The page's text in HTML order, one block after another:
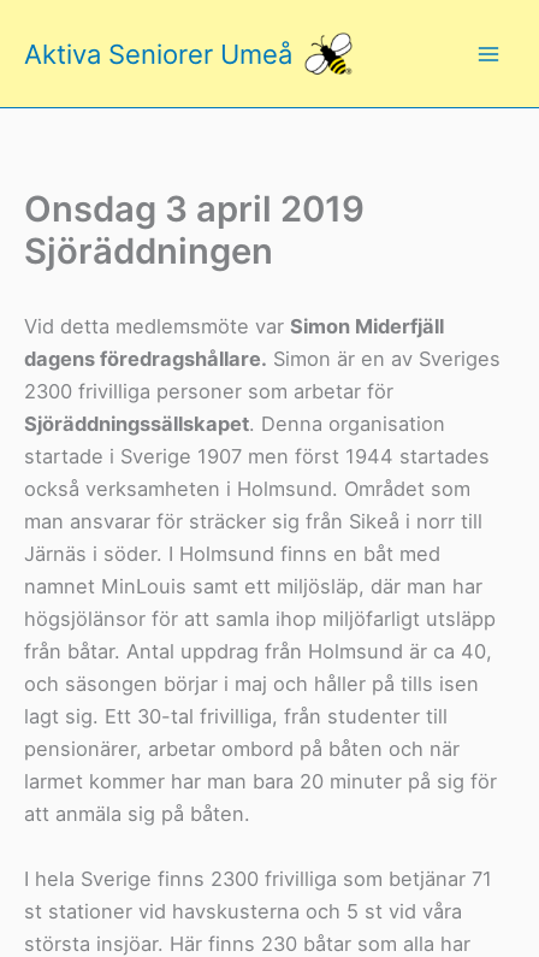
Aktiva Seniorer Umeå
Onsdag 3 april 2019
Sjöräddningen
Vid detta medlemsmöte var Simon Miderfjäll
dagens föredragshållare. Simon är en av Sveriges
2300 frivilliga personer som arbetar för
Sjöräddningssällskapet. Denna organisation
startade i Sverige 1907 men först 1944 startades
också verksamheten i Holmsund. Området som
man ansvarar för sträcker sig från Sikeå i norr till
Järnäs i söder. I Holmsund finns en båt med
namnet MinLouis samt ett miljösläp, där man har
högsjölänsor för att samla ihop miljöfarligt utsläpp
från båtar. Antal uppdrag från Holmsund är ca 40,
och säsongen börjar i maj och håller på tills isen
lagt sig. Ett 30-tal frivilliga, från studenter till
pensionärer, arbetar ombord på båten och när
larmet kommer har man bara 20 minuter på sig för
att anmäla sig på båten.
I hela Sverige finns 2300 frivilliga som betjänar 71
st stationer vid havskusterna och 5 st vid våra
största insjöar. Här finns 230 båtar som alla har